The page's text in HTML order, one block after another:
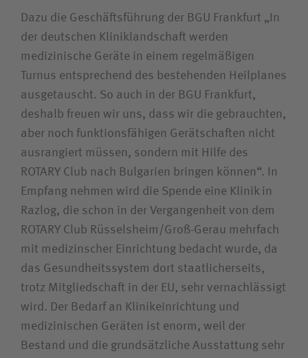
Bewerberin / Bewerber
Journalistin / Journalist
Dazu die Geschäftsführung der BGU Frankfurt „In
der deutschen Kliniklandschaft werden
medizinische Geräte in einem regelmäßigen
Turnus entsprechend des bestehenden Heilplanes
ausgetauscht. So auch in der BGU Frankfurt,
deshalb freuen wir uns, dass wir die gebrauchten,
aber noch funktionsfähigen Gerätschaften nicht
ausrangiert müssen, sondern mit Hilfe des
ROTARY Club nach Bulgarien bringen können“. In
Empfang nehmen wird die Spende eine Klinik in
Razlog, die schon in der Vergangenheit von dem
ROTARY Club Rüsselsheim/Groß-Gerau mehrfach
mit medizinscher Einrichtung bedacht wurde, da
das Gesundheitssystem dort staatlicherseits,
trotz Mitgliedschaft in der EU, sehr vernachlässigt
wird. Der Bedarf an Klinikeinrichtung und
medizinischen Geräten ist enorm, weil der
Bestand und die grundsätzliche Ausstattung sehr